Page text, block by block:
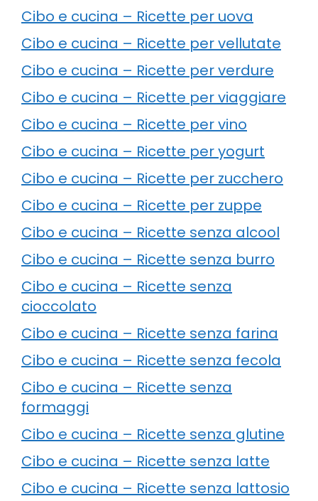
Cibo e cucina – Ricette per uova
Cibo e cucina – Ricette per vellutate
Cibo e cucina – Ricette per verdure
Cibo e cucina – Ricette per viaggiare
Cibo e cucina – Ricette per vino
Cibo e cucina – Ricette per yogurt
Cibo e cucina – Ricette per zucchero
Cibo e cucina – Ricette per zuppe
Cibo e cucina – Ricette senza alcool
Cibo e cucina – Ricette senza burro
Cibo e cucina – Ricette senza
cioccolato
Cibo e cucina – Ricette senza farina
Cibo e cucina – Ricette senza fecola
Cibo e cucina – Ricette senza
formaggi
Cibo e cucina – Ricette senza glutine
Cibo e cucina – Ricette senza latte
Cibo e cucina – Ricette senza lattosio